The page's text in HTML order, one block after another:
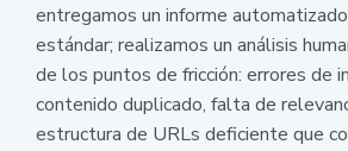
entregamos un informe
estándar; realizamos un análisis
de los puntos de fricción: errores de
contenido duplicado, falta de
estructura de URLs deficiente que